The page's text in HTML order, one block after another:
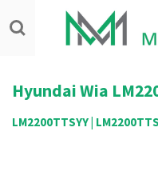
direct
hoofdinhoud
Hyundai Wia
LM2200TTSYY |